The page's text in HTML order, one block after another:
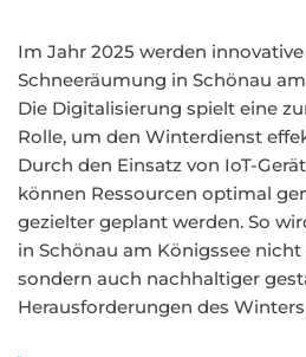
Im Jahr 2025 werden
Schneeräumung in Schönau
Die Digitalisierung spielt eine
Rolle, um den Winterdienst
Durch den Einsatz von IoT-
können Ressourcen optimal
gezielter geplant werden. So
in Schönau am Königssee
sondern auch nachhaltiger
Herausforderungen des